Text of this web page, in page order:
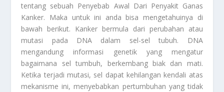
tentang sebuah Penyebab Awal Dari Penyakit Ganas
Kanker. Maka untuk ini anda bisa mengetahuinya di
bawah berikut. Kanker bermula dari perubahan atau
mutasi pada DNA dalam sel-sel tubuh. DNA
mengandung informasi genetik yang mengatur
bagaimana sel tumbuh, berkembang biak dan mati.
Ketika terjadi mutasi, sel dapat kehilangan kendali atas
mekanisme ini, menyebabkan pertumbuhan yang tidak